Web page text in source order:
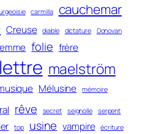
carmilla
cauchemar
Creuse diable dictature Donovan
folie frère
lettre maelström
Mélusine mémoire
rêve secret seignolle serpent
top usine vampire
écriture